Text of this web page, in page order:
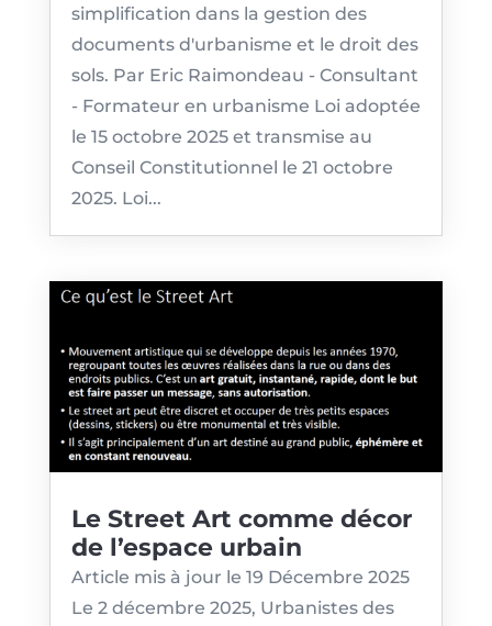
simplification dans la gestion des
documents d'urbanisme et le droit des
sols. Par Eric Raimondeau - Consultant
- Formateur en urbanisme Loi adoptée
le 15 octobre 2025 et transmise au
Conseil Constitutionnel le 21 octobre
2025. Loi...
Le Street Art comme décor
de l’espace urbain
Article mis à jour le 19 Décembre 2025
Le 2 décembre 2025, Urbanistes des